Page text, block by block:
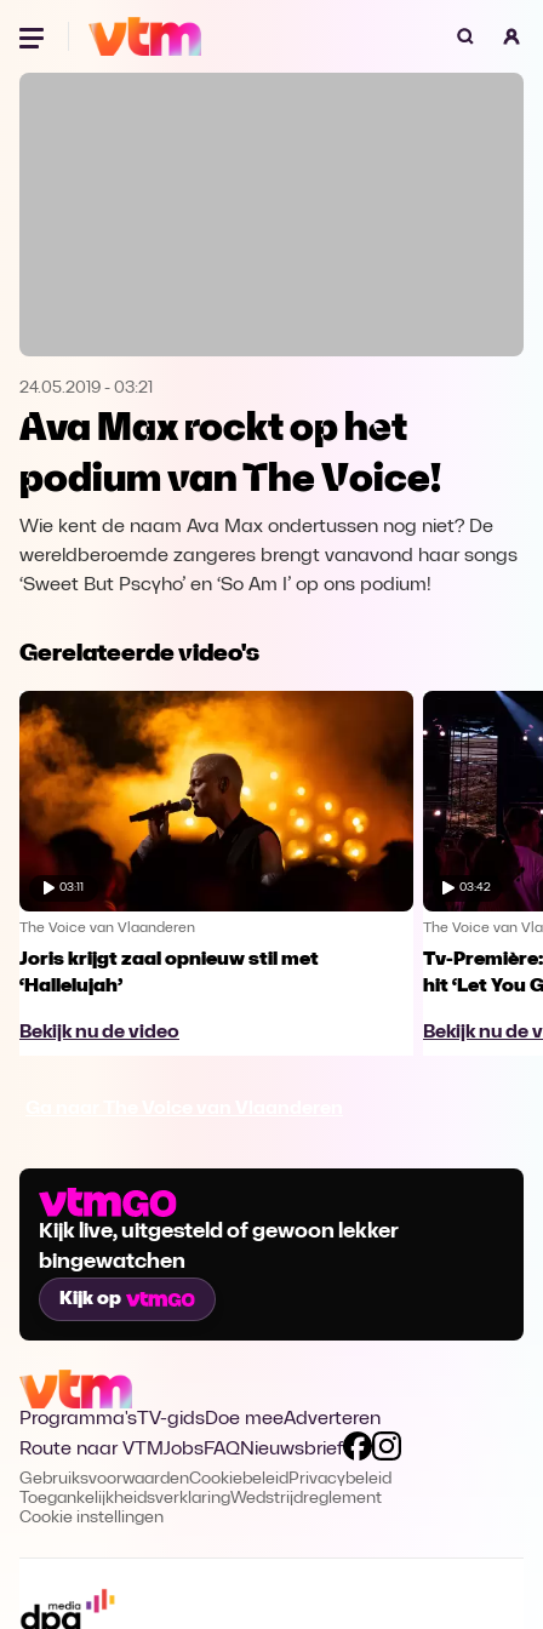
Oeps, browser niet ondersteund
Microsoft Edge Download
Opera Download
24.05.2019 - 03:21
Ava Max rockt op het
podium van The Voice!
Wie kent de naam Ava Max ondertussen nog niet? De
wereldberoemde zangeres brengt vanavond haar songs
‘Sweet But Pscyho’ en ‘So Am I’ op ons podium!
Gerelateerde video's
03:11
The Voice van Vlaanderen
Joris krijgt zaal opnieuw stil met
‘Hallelujah’
Bekijk nu de video
03:42
The Voice van
Tv-
hit ‘Let You
Bekijk nu de
Kijk live, uitgesteld of gewoon lekker
bingewatchen
Kijk op
Programma's TV-gidsDoe meeAdverteren
Route naar VTMJobsFAQNieuwsbrief
GebruiksvoorwaardenCookiebeleid Privacybeleid
ToegankelijkheidsverklaringWedstrijdreglement
Cookie instellingen